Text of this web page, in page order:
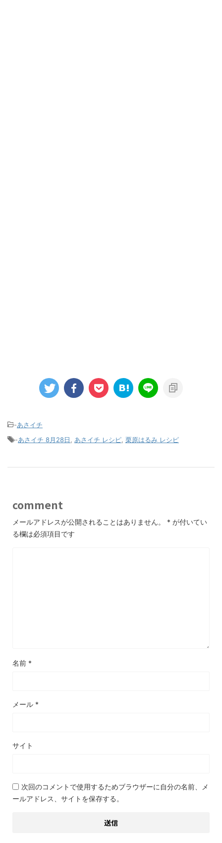
-あさイチ
-あさイチ 8月28日 あさイチ レシピ 栗原はるみ レシピ
comment
メールアドレスが公開されることはありません。 * が付いてい
る欄は必須項目です
名前 *
メール *
サイト
次回のコメントで使用するためブラウザーに自分の名前、メ
ールアドレス、サイトを保存する。